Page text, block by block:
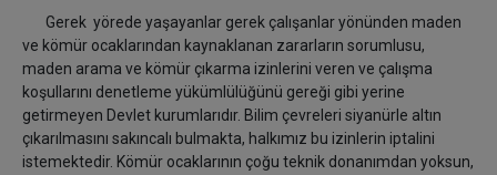
Gerek yörede yaşayanlar gerek çalışanlar yönünden maden
ve kömür ocaklarından kaynaklanan zararların sorumlusu,
maden arama ve kömür çıkarma izinlerini veren ve çalışma
koşullarını denetleme yükümlülüğünü gereği gibi yerine
getirmeyen Devlet kurumlarıdır. Bilim çevreleri siyanürle altın
çıkarılmasını sakıncalı bulmakta, halkımız bu izinlerin iptalini
istemektedir. Kömür ocaklarının çoğu teknik donanımdan yoksun,